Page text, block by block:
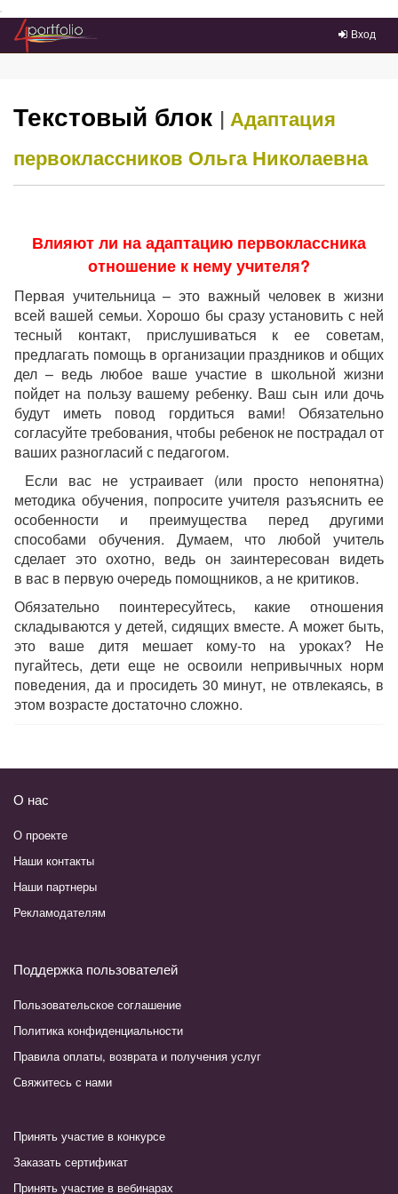
Преейти на главное меню
Вход
Текстовый блок | Адаптация
первоклассников Ольга Николаевна
Влияют ли на адаптацию первоклассника
отношение к нему учителя?
Первая учительница – это важный человек в жизни
всей вашей семьи. Хорошо бы сразу установить с ней
тесный контакт, прислушиваться к ее советам,
предлагать помощь в организации праздников и общих
дел – ведь любое ваше участие в школьной жизни
пойдет на пользу вашему ребенку. Ваш сын или дочь
будут иметь повод гордиться вами! Обязательно
согласуйте требования, чтобы ребенок не пострадал от
ваших разногласий с педагогом.
Если вас не устраивает (или просто непонятна)
методика обучения, попросите учителя разъяснить ее
особенности и преимущества перед другими
способами обучения. Думаем, что любой учитель
сделает это охотно, ведь он заинтересован видеть
в вас в первую очередь помощников, а не критиков.
Обязательно поинтересуйтесь, какие отношения
складываются у детей, сидящих вместе. А может быть,
это ваше дитя мешает кому-то на уроках? Не
пугайтесь, дети еще не освоили непривычных норм
поведения, да и просидеть 30 минут, не отвлекаясь, в
этом возрасте достаточно сложно.
О нас
О проекте
Наши контакты
Наши партнеры
Рекламодателям
Поддержка пользователей
Пользовательское соглашение
Политика конфиденциальности
Правила оплаты, возврата и получения услуг
Свяжитесь с нами
Принять участие в конкурсе
Заказать сертификат
Принять участие в вебинарах